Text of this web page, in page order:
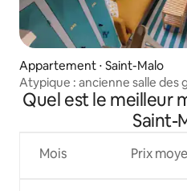
Appartement ⋅ Saint-Malo
Atypique : ancienne salle des
Quel est le meilleur
Saint-
Mois Prix